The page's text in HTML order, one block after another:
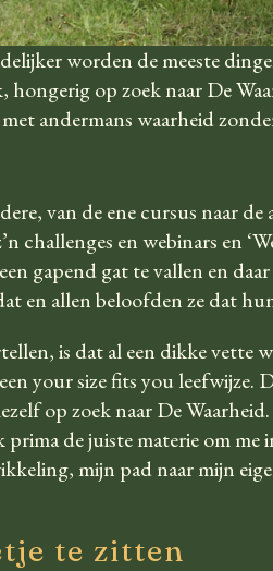
worden de meeste
op zoek naar De
andermans waarheid
van de ene cursus naar
challenges en webinars en
gapend gat te vallen en
en allen beloofden ze dat
is dat al een dikke vette
your size fits you leefwijze.
op zoek naar De
de juiste materie om
mijn pad naar mijn
te zitten